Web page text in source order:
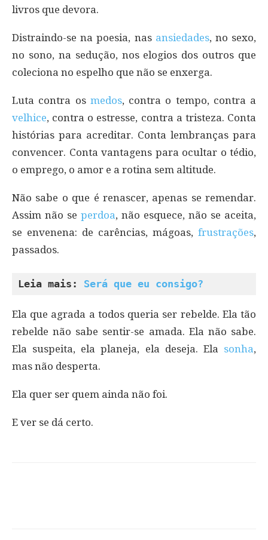
livros que devora.
Distraindo-se na poesia, nas ansiedades, no sexo,
no sono, na sedução, nos elogios dos outros que
coleciona no espelho que não se enxerga.
Luta contra os medos, contra o tempo, contra a
velhice, contra o estresse, contra a tristeza. Conta
histórias para acreditar. Conta lembranças para
convencer. Conta vantagens para ocultar o tédio,
o emprego, o amor e a rotina sem altitude.
Não sabe o que é renascer, apenas se remendar.
Assim não se perdoa, não esquece, não se aceita,
se envenena: de carências, mágoas, frustrações,
passados.
Leia mais: Será que eu consigo?
Ela que agrada a todos queria ser rebelde. Ela tão
rebelde não sabe sentir-se amada. Ela não sabe.
Ela suspeita, ela planeja, ela deseja. Ela sonha,
mas não desperta.
Ela quer ser quem ainda não foi.
E ver se dá certo.